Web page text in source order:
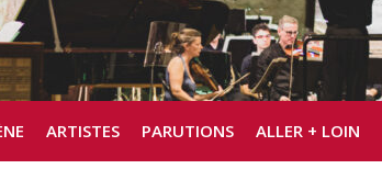
ARTISTES PARUTIONS ALLER + LOIN